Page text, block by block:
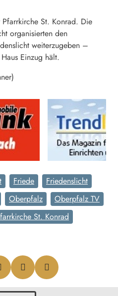
St. Konrad. Die
organisierten den
weiterzugeben –
Einzug hält.
Friede
Friedenslicht
Oberpfalz
Oberpfalz TV
St. Konrad